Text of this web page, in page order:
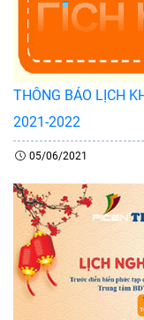
THÔNG BÁO LỊCH
2021-2022
05/06/2021